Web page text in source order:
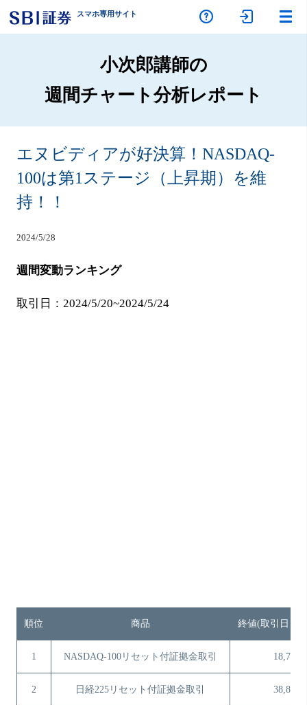
スマホ専用サイト
小次郎講師の
週間チャート分析レポート
エヌビディアが好決算！NASDAQ-
100は第1ステージ（上昇期）を維
持！！
2024/5/28
週間変動ランキング
取引日：2024/5/20~2024/5/24
順位 商品 終値(取引日：5
1 NASDAQ-100リセット付証拠金取引 18,791
2 日経225リセット付証拠金取引 38,831